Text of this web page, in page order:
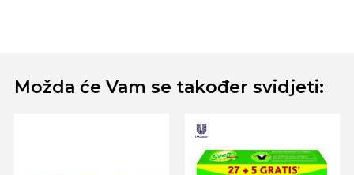
Možda će Vam se također svidjeti: